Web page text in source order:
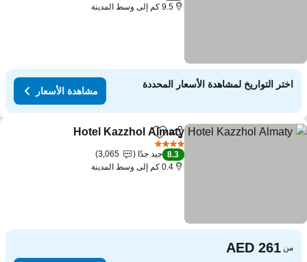
9.5 كم إلى وسط المدينة
اختر التواريخ لمشاهدة الأسعار المحددة
مشاهدة الأسعار
مشاركةAdd to favorites
Hotel Kazzhol Almaty
8.3 جيد جدًا
3,065
0.4 كم إلى وسط المدينة
من